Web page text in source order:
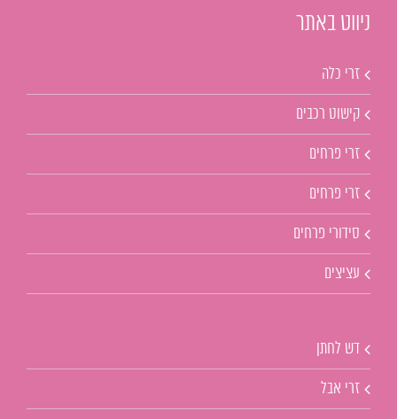
ניווט באתר
זרי כלה
קישוט רכבים
זרי פרחים
זרי פרחים
סידורי פרחים
עציצים
דש לחתן
זרי אבל